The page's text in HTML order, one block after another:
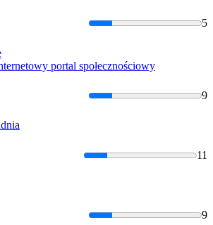
5
portal społecznościowy
9
11
9